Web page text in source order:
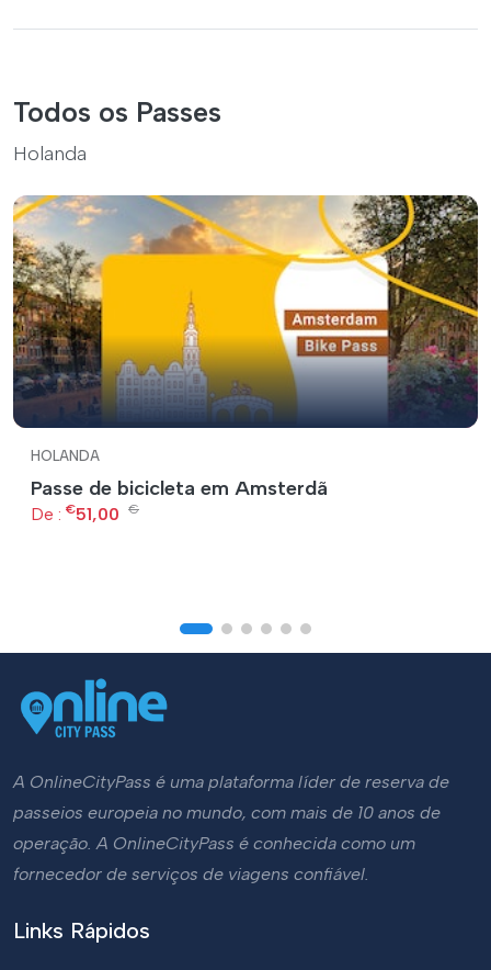
Todos os Passes
Holanda
HOLANDA
Passe de bicicleta em Amsterdã
De : €51,00 €
A OnlineCityPass é uma plataforma líder de reserva de
passeios europeia no mundo, com mais de 10 anos de
operação. A OnlineCityPass é conhecida como um
fornecedor de serviços de viagens confiável.
Links Rápidos